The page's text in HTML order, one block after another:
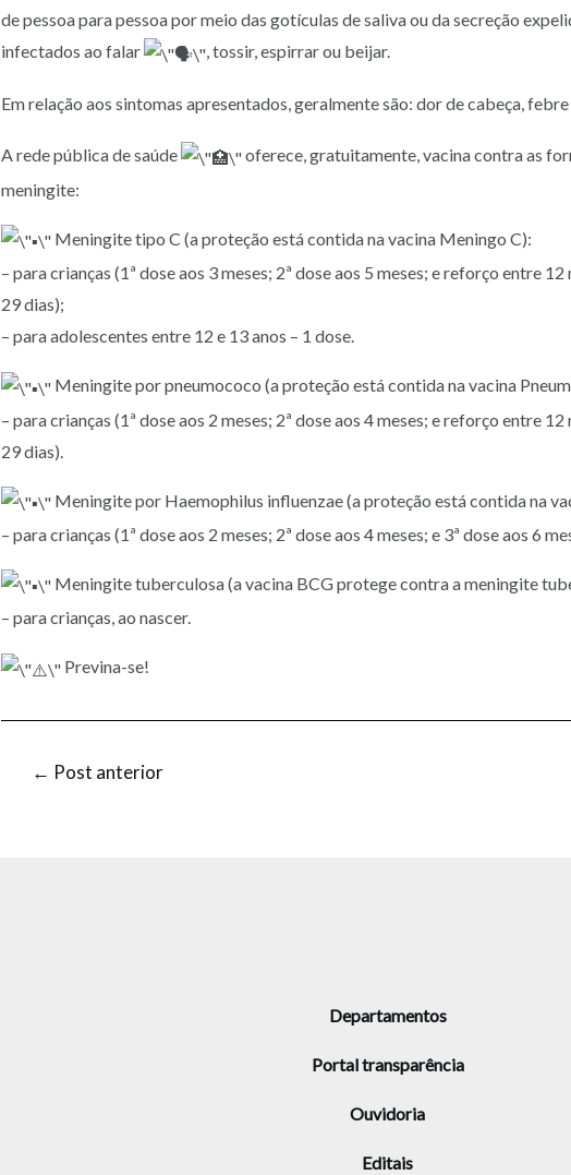
de pessoa para pessoa por meio das gotículas de saliva ou da secreção
infectados ao falar
, tossir, espirrar ou beijar.
Em relação aos sintomas apresentados, geralmente são: dor de cabeça, febre
A rede pública de saúde
oferece, gratuitamente, vacina contra as
meningite:
Meningite tipo C (a proteção está contida na vacina Meningo C):
– para crianças (1ª dose aos 3 meses; 2ª dose aos 5 meses; e reforço entre 12
29 dias);
– para adolescentes entre 12 e 13 anos – 1 dose.
Meningite por pneumococo (a proteção está contida na vacina
– para crianças (1ª dose aos 2 meses; 2ª dose aos 4 meses; e reforço entre 12
29 dias).
Meningite por Haemophilus influenzae (a proteção está contida na
– para crianças (1ª dose aos 2 meses; 2ª dose aos 4 meses; e 3ª dose aos 6
Meningite tuberculosa (a vacina BCG protege contra a meningite
– para crianças, ao nascer.
Previna-se!
← Post anterior
Departamentos
Portal transparência
Ouvidoria
Editais